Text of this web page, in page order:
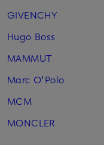
GIVENCHY
Hugo Boss
MAMMUT
Marc O'Polo
MCM
MONCLER